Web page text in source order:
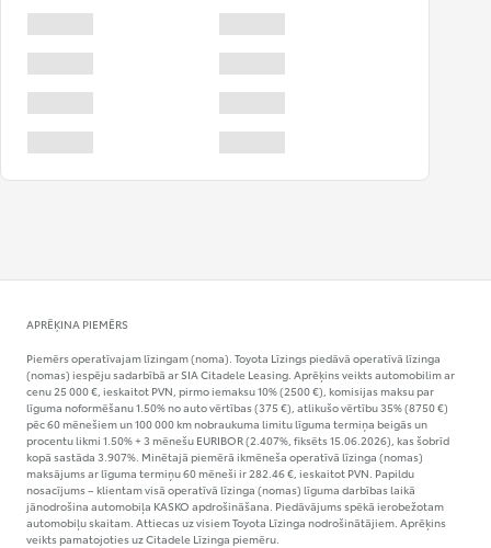
APRĒĶINA PIEMĒRS
Piemērs operatīvajam līzingam (noma). Toyota Līzings piedāvā operatīvā līzinga
(nomas) iespēju sadarbībā ar SIA Citadele Leasing. Aprēķins veikts automobilim ar
cenu 25 000 €, ieskaitot PVN, pirmo iemaksu 10% (2500 €), komisijas maksu par
līguma noformēšanu 1.50% no auto vērtības (375 €), atlikušo vērtību 35% (8750 €)
pēc 60 mēnešiem un 100 000 km nobraukuma limitu līguma termiņa beigās un
procentu likmi 1.50% + 3 mēnešu EURIBOR (2.407%, fiksēts 15.06.2026), kas šobrīd
kopā sastāda 3.907%. Minētajā piemērā ikmēneša operatīvā līzinga (nomas)
maksājums ar līguma termiņu 60 mēneši ir 282.46 €, ieskaitot PVN. Papildu
nosacījums – klientam visā operatīvā līzinga (nomas) līguma darbības laikā
jānodrošina automobiļa KASKO apdrošināšana. Piedāvājums spēkā ierobežotam
automobiļu skaitam. Attiecas uz visiem Toyota Līzinga nodrošinātājiem. Aprēķins
veikts pamatojoties uz Citadele Līzinga piemēru.